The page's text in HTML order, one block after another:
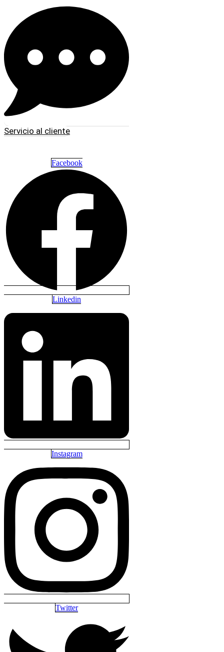
Servicio al cliente
Facebook
Linkedin
Instagram
Twitter